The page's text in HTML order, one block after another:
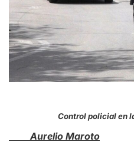
Control policial en
Aurelio Maroto